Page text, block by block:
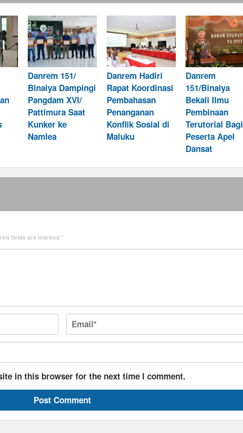
Danrem 151/
Binaiya Dampingi
Pangdam XVI/
Pattimura Saat
Kunker ke
Namlea
Danrem Hadiri
Rapat Koordinasi
Pembahasan
Penanganan
Konflik Sosial di
Maluku
Danrem
151/Binaiya
Bekali Ilmu
Pembinaan
Terutorial Bagi
Peserta Apel
Dansat
fields are marked*
in this browser for the next time I comment.